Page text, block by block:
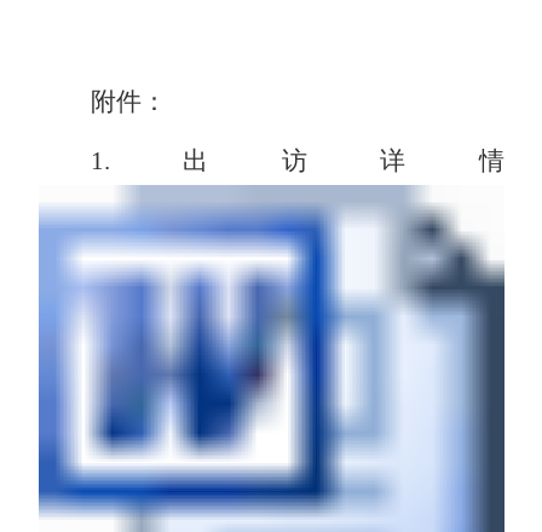
附件：
1.出访详情